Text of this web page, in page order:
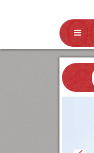
محافظات